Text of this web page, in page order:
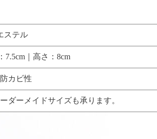
ステル
7.5cm｜高さ：8cm
カビ性
ダーメイドサイズも承ります。